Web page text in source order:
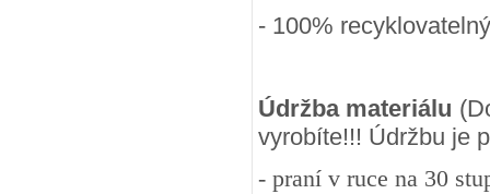
- 100% recyklovatelný
Údržba materiálu
vyrobíte!!! Údržbu je
- praní v ruce na 30